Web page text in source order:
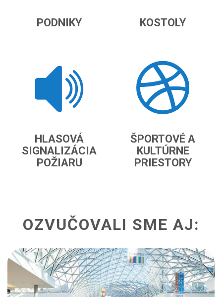
PODNIKY KOSTOLY
HLASOVÁ
SIGNALIZÁCIA
POŽIARU
ŠPORTOVÉ A
KULTÚRNE
PRIESTORY
OZVUČOVALI SME AJ: